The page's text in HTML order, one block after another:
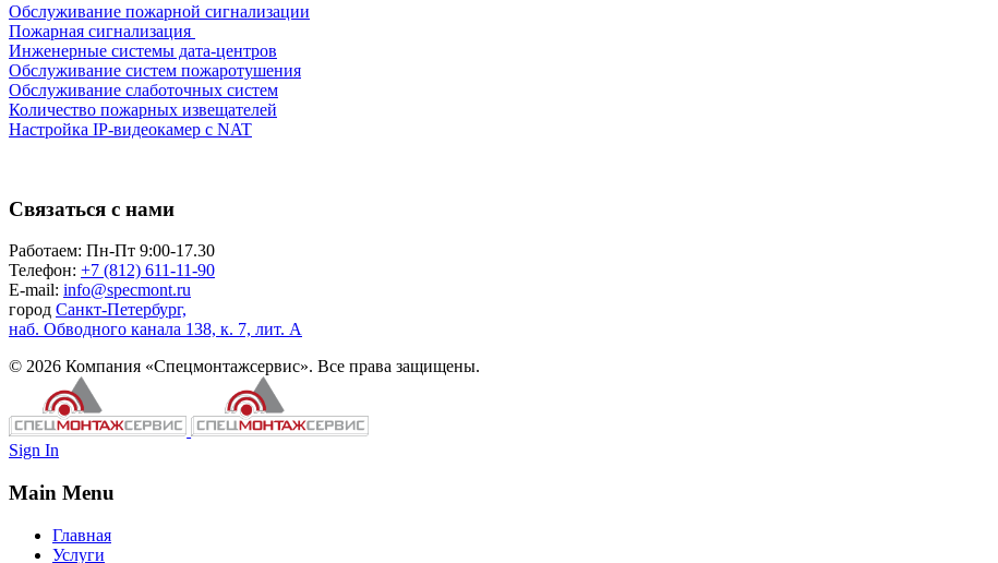
Обслуживание пожарной сигнализации
Пожарная сигнализация
Инженерные системы дата-центров
Обслуживание систем пожаротушения
Обслуживание слаботочных систем
Количество пожарных извещателей
Настройка IP-видеокамер с NAT
Связаться с нами
Работаем: Пн-Пт 9:00-17.30
Телефон: +7 (812) 611-11-90
E-mail: info@specmont.ru
город Санкт-Петербург,
наб. Обводного канала 138, к. 7, лит. А
© 2026 Компания «Спецмонтажсервис». Все права защищены.
Sign In
Main Menu
Главная
Услуги